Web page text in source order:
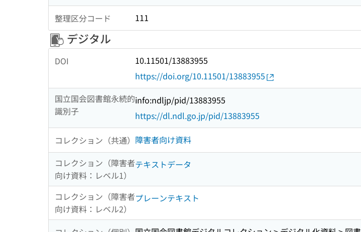
整理区分コード 111
デジタル
DOI
10.11501/13883955
https://doi.org/10.11501/13883955
国立国会図書館永続的
識別子
info:ndljp/pid/13883955
https://dl.ndl.go.jp/pid/13883955
コレクション（共通） 障害者向け資料
コレクション（障害者
向け資料：レベル1）
テキストデータ
コレクション（障害者
向け資料：レベル2）
プレーンテキスト